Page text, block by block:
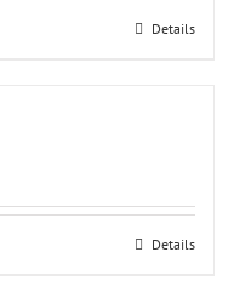
Details
Details